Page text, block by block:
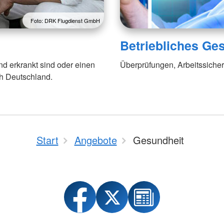
Foto: DRK Flugdienst GmbH
erkrankt sind oder einen
Deutschland.
Betriebliches
Überprüfungen,
Start Angebote Gesundheit